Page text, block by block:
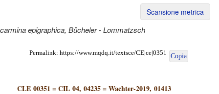
Scansione metrica
carmina epigraphica, Bücheler - Lommatzsch
Permalink: https://www.mqdq.it/textsce/CE|ce|0351 Copia
CLE 00351 =CIL 04, 04235=Wachter-2019, 01413